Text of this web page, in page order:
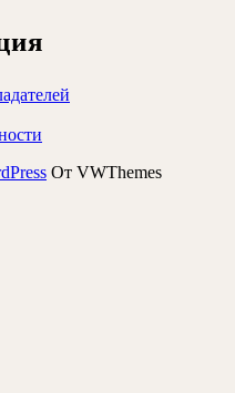
От VWThemes